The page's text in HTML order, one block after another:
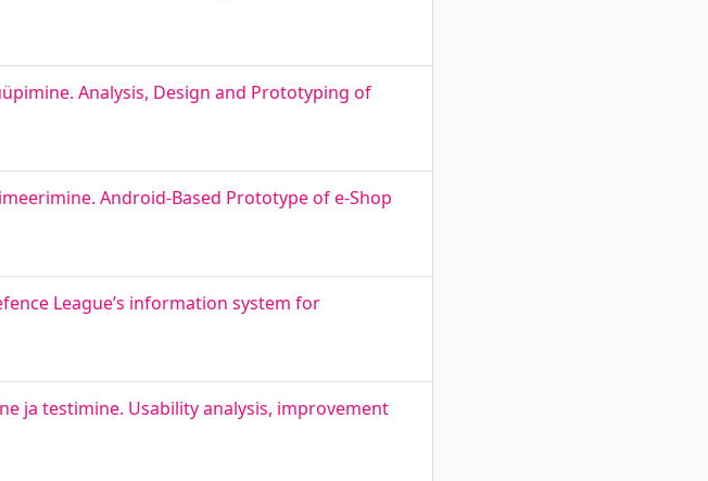
Analysis, Design and Prototyping of
Android-Based Prototype of e-Shop
League’s information system for
ja testimine. Usability analysis, improvement